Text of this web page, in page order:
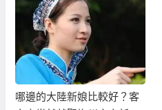
哪邊的大陸新娘比較好？客